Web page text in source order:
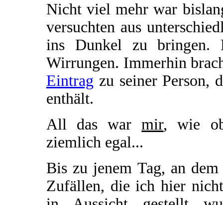
Nicht viel mehr war
versuchten aus
ins Dunkel zu bringen.
Wirrungen. Immerhin
Eintrag zu seiner Person,
enthält.
All das warmir, wie
ziemlich egal...
Bis zu jenem Tag, an
Zufällen, die ich hier